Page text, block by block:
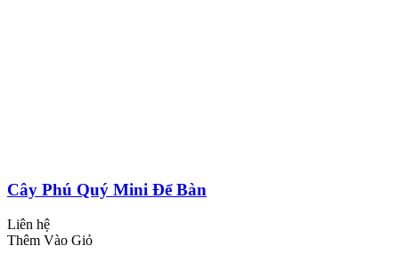
Cây Phú Quý Mini Để Bàn
Liên hệ
Thêm Vào Giỏ